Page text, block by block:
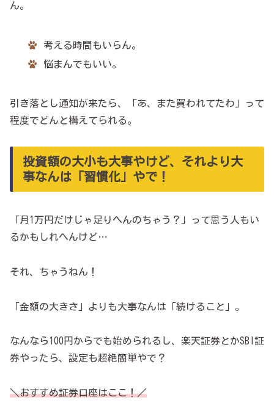
ん。
考える時間もいらん。
悩まんでもいい。
引き落とし通知が来たら、「あ、また買われてたわ」って
程度でどんと構えてられる。
投資額の大小も大事やけど、それより大
事なんは「習慣化」やで！
「月1万円だけじゃ足りへんのちゃう？」って思う人もい
るかもしれへんけど…
それ、ちゃうねん！
「金額の大きさ」よりも大事なんは「続けること」。
なんなら100円からでも始められるし、楽天証券とかSBI証
券やったら、設定も超絶簡単やで？
＼おすすめ証券口座はここ！／